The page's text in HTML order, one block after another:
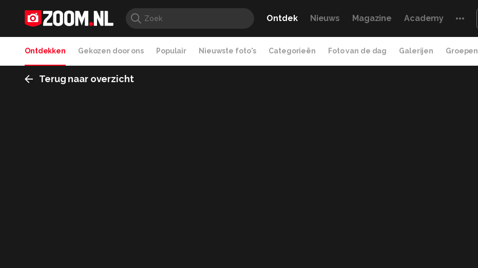
Ontdek Nieuws Magazine Academy
Ontdekken Gekozen door ons Populair Nieuwste foto's Categorieën Foto van de dag Galerijen Groepen
Terug naar overzicht